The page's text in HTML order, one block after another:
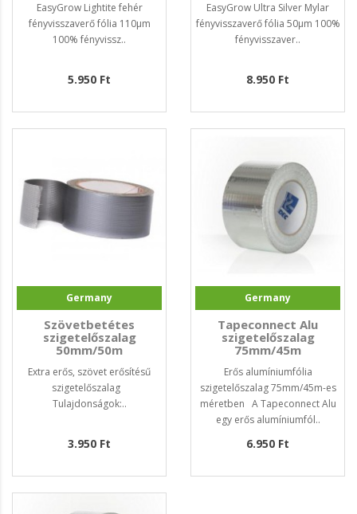
EasyGrow Lightite fehér
fényvisszaverő fólia 110µm
100% fényvissz..
5.950 Ft
EasyGrow Ultra Silver Mylar
fényvisszaverő fólia 50µm 100%
fényvisszaver..
8.950 Ft
Germany
Szövetbetétes
szigetelőszalag
50mm/50m
Extra erős, szövet erősítésű
szigetelőszalag
Tulajdonságok:..
3.950 Ft
Germany
Tapeconnect Alu
szigetelőszalag
75mm/45m
Erős alumíniumfólia
szigetelőszalag 75mm/45m-es
méretben A Tapeconnect Alu
egy erős alumíniumfól..
6.950 Ft